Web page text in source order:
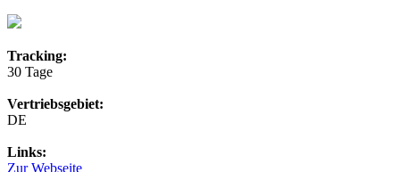
Tracking:
30 Tage
Vertriebsgebiet:
DE
Links:
Zur Webseite